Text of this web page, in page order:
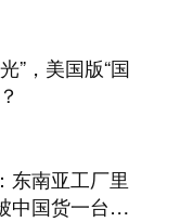
”，美国版“国
东南亚工厂里
中国货一台台